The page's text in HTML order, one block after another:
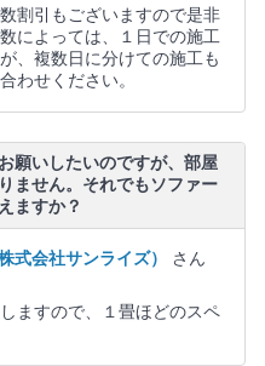
割引もございますので是非
によっては、１日での施工
、複数日に分けての施工も
わせください。
願いしたいのですが、部屋
ません。それでもソファー
ますか？
式会社サンライズ）
さん
ますので、１畳ほどのスペ